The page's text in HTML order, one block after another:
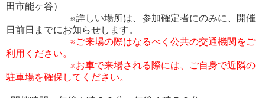
田市能ヶ谷）
※詳しい場所は、参加確定者にのみに、開催
日前日までにお知らせします。
※ご来場の際はなるべく公共の交通機関をご
利用ください。
※お車で来場される際には、ご自身で近隣の
駐車場を確保してください。